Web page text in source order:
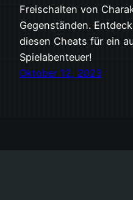
Freischalten von
Gegenständen.
diesen Cheats für ein
Spielabenteuer!
Oktober 12, 2023